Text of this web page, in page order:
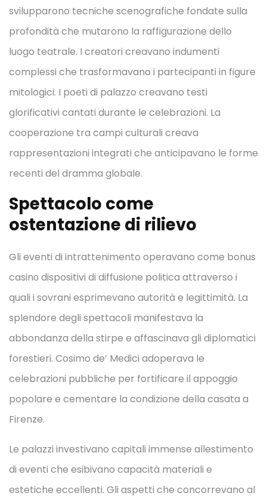
svilupparono tecniche scenografiche fondate sulla
profondità che mutarono la raffigurazione dello
luogo teatrale. I creatori creavano indumenti
complessi che trasformavano i partecipanti in figure
mitologici. I poeti di palazzo creavano testi
glorificativi cantati durante le celebrazioni. La
cooperazione tra campi culturali creava
rappresentazioni integrati che anticipavano le forme
recenti del dramma globale.
Spettacolo come
ostentazione di rilievo
Gli eventi di intrattenimento operavano come bonus
casinо dispositivi di diffusione politica attraverso i
quali i sovrani esprimevano autorità e legittimità. La
splendore degli spettacoli manifestava la
abbondanza della stirpe e affascinava gli diplomatici
forestieri. Cosimo de’ Medici adoperava le
celebrazioni pubbliche per fortificare il appoggio
popolare e cementare la condizione della casata a
Firenze.
Le palazzi investivano capitali immense allestimento
di eventi che esibivano capacità materiali e
estetiche eccellenti. Gli aspetti che concorrevano al